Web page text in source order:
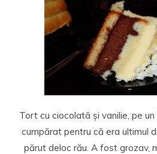
Tort cu ciocolată și vanilie, pe
cumpărat pentru că era ultimul
părut deloc rău. A fost grozav,